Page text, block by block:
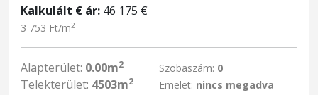
Kalkulált € ár: 46 175 €
3 753 Ft/m2
Alapterület: 0.00m2
Telekterület: 4503m2
Szobaszám: 0
Emelet: nincs megadva